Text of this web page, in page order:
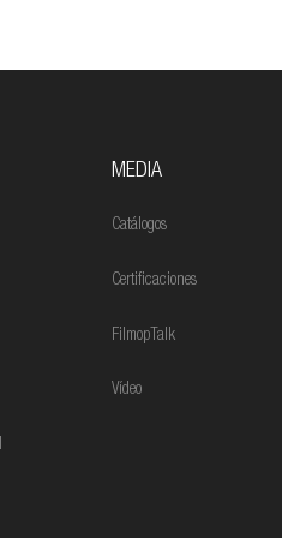
MEDIA
Catálogos
Certificaciones
FilmopTalk
Vídeo